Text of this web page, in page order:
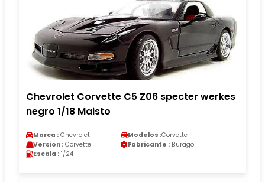
Chevrolet Corvette C5 Z06 specter werkes
negro 1/18 Maisto
Marca : Chevrolet Modelos :Corvette
Version : Corvette Fabricante : Burago
Escala : 1/24